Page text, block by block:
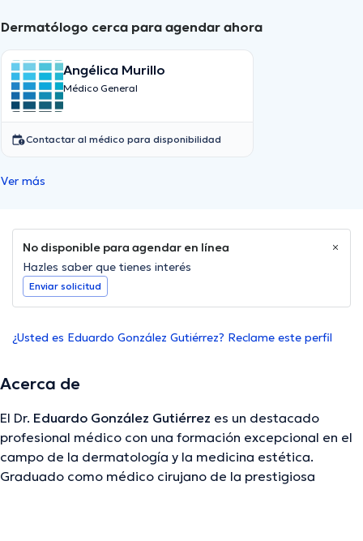
Dermatólogo cerca para agendar ahora
Angélica Murillo
Médico General
Contactar al médico para disponibilidad
Ver más
No disponible para agendar en línea
Hazles saber que tienes interés
Enviar solicitud
¿Usted es Eduardo González Gutiérrez? Reclame este perfil
Acerca de
El Dr. Eduardo González Gutiérrez es un destacado
profesional médico con una formación excepcional en el
campo de la dermatología y la medicina estética.
Graduado como médico cirujano de la prestigiosa